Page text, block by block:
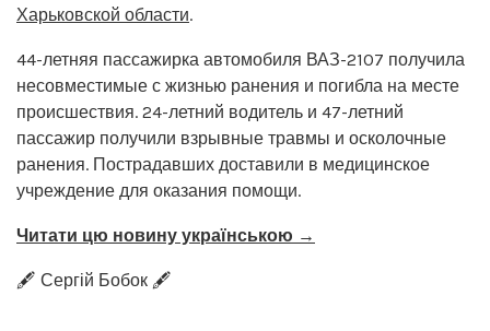
Харьковской области.
44-летняя пассажирка автомобиля ВАЗ-2107 получила
несовместимые с жизнью ранения и погибла на месте
происшествия. 24-летний водитель и 47-летний
пассажир получили взрывные травмы и осколочные
ранения. Пострадавших доставили в медицинское
учреждение для оказания помощи.
Читати цю новину українською →
🖋️ Сергій Бобок 🖋️